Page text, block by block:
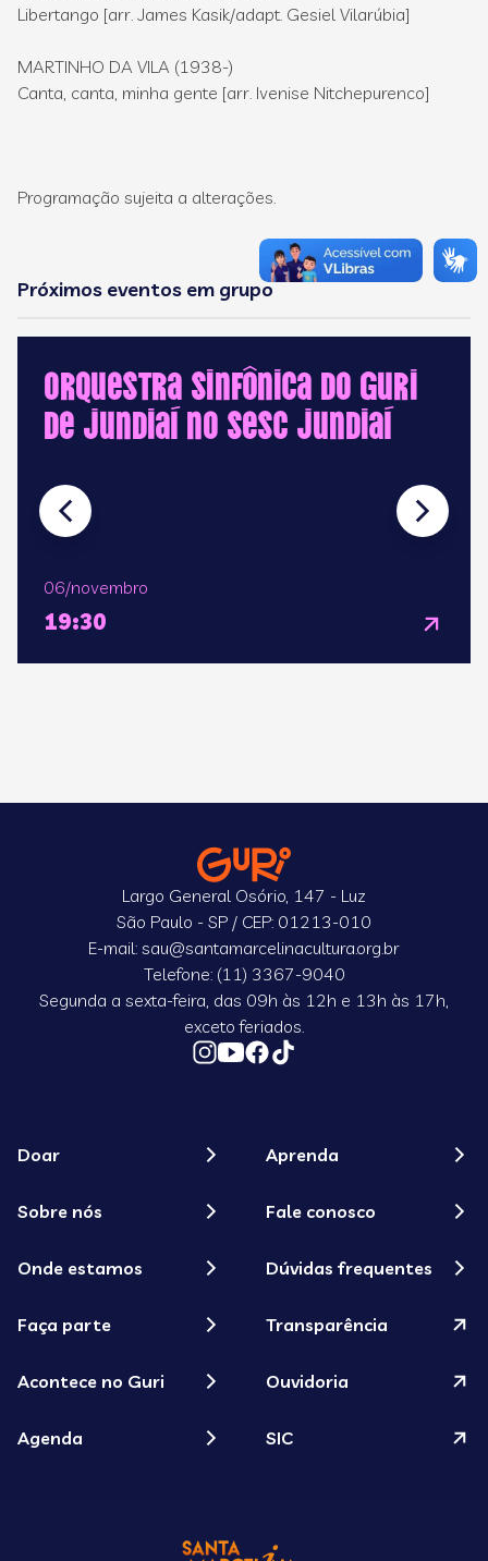
Libertango [arr. James Kasik/adapt. Gesiel Vilarúbia]
MARTINHO DA VILA (1938-)
Canta, canta, minha gente [arr. Ivenise Nitchepurenco]
Programação sujeita a alterações.
Próximos eventos em grupo
Orquestra Sinfônica do GURI
de Jundiaí no Sesc Jundiaí
06/novembro
19:30
Largo General Osório, 147 - Luz
São Paulo - SP / CEP: 01213-010
E-mail: sau@santamarcelinacultura.org.br
Telefone: (11) 3367-9040
Segunda a sexta-feira, das 09h às 12h e 13h às 17h,
exceto feriados.
Doar
Sobre nós
Onde estamos
Faça parte
Acontece no Guri
Agenda
Aprenda
Fale conosco
Dúvidas frequentes
Transparência
Ouvidoria
SIC